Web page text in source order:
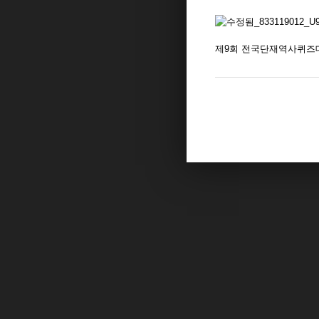
제9회 전국단재역사퀴즈